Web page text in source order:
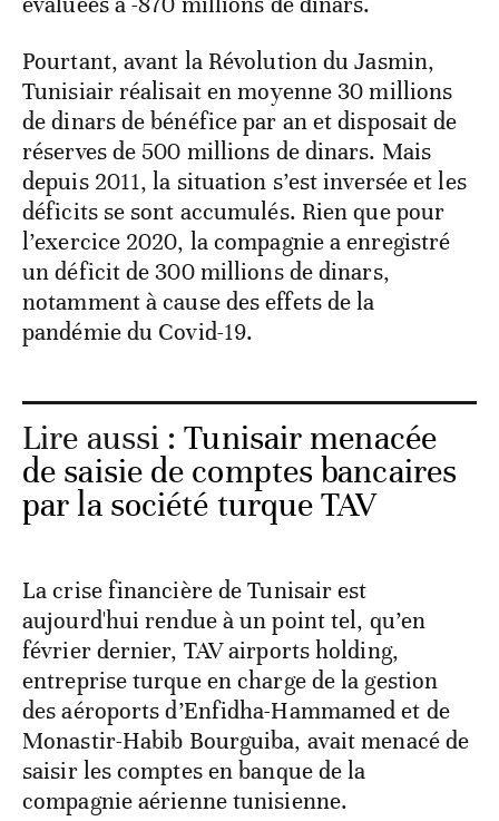
Pourtant, avant la Révolution du Jasmin,
Tunisiair réalisait en moyenne 30 millions
de dinars de bénéfice par an et disposait de
réserves de 500 millions de dinars. Mais
depuis 2011, la situation s’est inversée et les
déficits se sont accumulés. Rien que pour
l’exercice 2020, la compagnie a enregistré
un déficit de 300 millions de dinars,
notamment à cause des effets de la
pandémie du Covid-19.
Lire aussi :Tunisair menacée
de saisie de comptes bancaires
par la société turque TAV
La crise financière de Tunisair est
aujourd'hui rendue à un point tel, qu’en
février dernier, TAV airports holding,
entreprise turque en charge de la gestion
des aéroports d’Enfidha-Hammamed et de
Monastir-Habib Bourguiba, avait menacé de
saisir les comptes en banque de la
compagnie aérienne tunisienne.